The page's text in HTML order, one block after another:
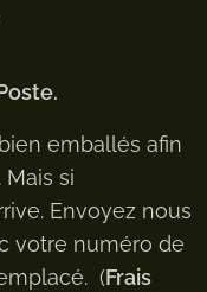
emballés afin
si
Envoyez nous
votre numéro de
(Frais